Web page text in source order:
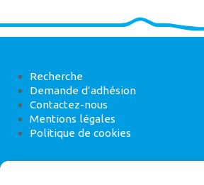
Recherche
Demande d’adhésion
Contactez-nous
Mentions légales
Politique de cookies